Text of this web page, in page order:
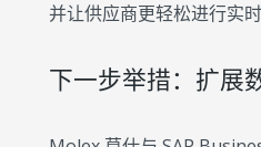
并让供应商更轻松进行实时
下一步举措：扩展